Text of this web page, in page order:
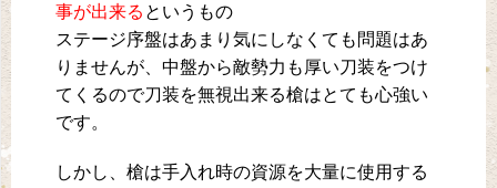
事が出来る というもの
ステージ序盤はあまり気にしなくても問題はあ
りませんが、中盤から敵勢力も厚い刀装をつけ
てくるので刀装を無視出来る槍はとても心強い
です。
しかし、槍は手入れ時の資源を大量に使用する